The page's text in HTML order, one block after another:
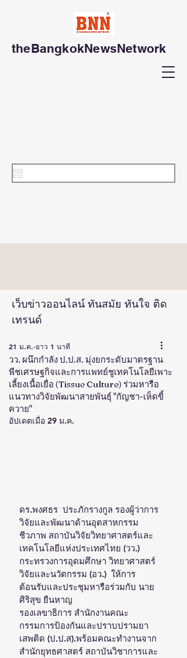
theBangkokNewsNetwork
เว็บข่าวออนไลน์ ทันสมัย ทันใจ ติด
เทรนด์
วว. ผนึกกำลัง ป.ป.ส. มุ่งยกระดับมาตรฐาน
พืชเศรษฐกิจและการแพทย์ชูเทคโนโลยีเพาะ
เลี้ยงเนื้อเยื่อ (Tissue Culture) ร่วมหารือ
แนวทางวิจัยพัฒนาสายพันธุ์ "กัญชา-เห็ดขี้
ควาย"
21 ม.ค. ยาว 1 นาที
อัปเดตเมื่อ 29 ม.ค.
ดร.พงศธร  ประภักรางกูล รองผู้ว่าการ
วิจัยและพัฒนาด้านอุตสาหกรรม
ชีวภาพ สถาบันวิจัยวิทยาศาสตร์และ
เทคโนโลยีแห่งประเทศไทย (วว.)
กระทรวงการอุดมศึกษา วิทยาศาสตร์
วิจัยและนวัตกรรม (อว.)  ให้การ
ต้อนรับและประชุมหารือร่วมกับ นาย
ศิริสุข ยืนหาญ
รองเลขาธิการ สำนักงานคณะ
กรรมการป้องกันและปราบปรามยา
เสพติด (ป.ป.ส).พร้อมคณะทำงานจาก
สำนักยุทธศาสตร์ สถาบันวิชาการและ